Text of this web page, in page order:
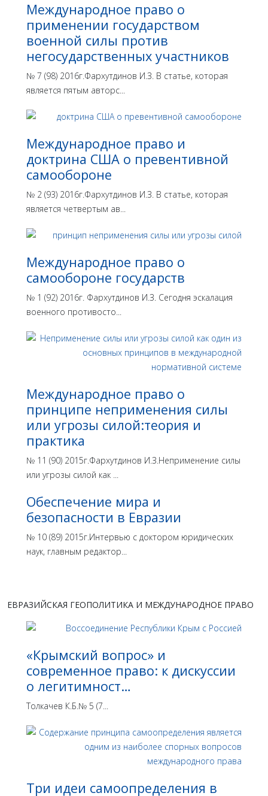
Международное право о
применении государством
военной силы против
негосударственных участников
№ 7 (98) 2016г.Фархутдинов И.З. В статье, которая
является пятым авторс...
Международное право и
доктрина США о превентивной
самообороне
№ 2 (93) 2016г.Фархутдинов И.З. В статье, которая
является четвертым ав...
Международное право о
самообороне государств
№ 1 (92) 2016г. Фархутдинов И.З. Сегодня эскалация
военного противосто...
Международное право о
принципе неприменения силы
или угрозы силой:теория и
практика
№ 11 (90) 2015г.Фархутдинов И.З.Неприменение силы
или угрозы силой как ...
Обеспечение мира и
безопасности в Евразии
№ 10 (89) 2015г.Интервью с доктором юридических
наук, главным редактор...
ЕВРАЗИЙСКАЯ ГЕОПОЛИТИКА И МЕЖДУНАРОДНОЕ ПРАВО
«Крымский вопрос» и
современное право: к дискуссии
о легитимност…
Толкачев К.Б.№ 5 (7...
Три идеи самоопределения в